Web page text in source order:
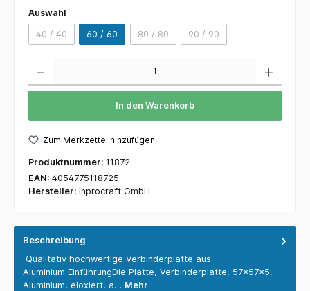
Auswahl
40 / 40 60 / 60 80 / 80 90 / 90
In den Warenkorb
Zum Merkzettel hinzufügen
Produktnummer: 11872
EAN: 4054775118725
Hersteller: Inprocraft GmbH
Beschreibung
Qualitativ hochwertige Verbinderplatte aus
Aluminium EinführungDie Platte, Verbinderplatte, 57x57x5,
Aluminium, eloxiert, a… Mehr